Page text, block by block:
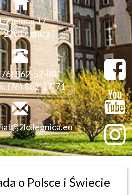
Zielona 17
220 Legnica
862-52-88
(76) 862-27-71
o Polsce i Świecie